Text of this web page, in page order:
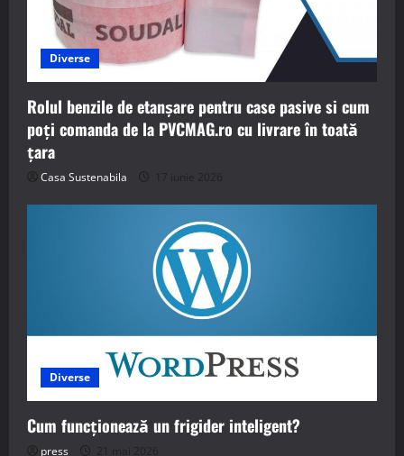
Diverse
Rolul benzile de etanșare pentru case pasive si cum
poți comanda de la PVCMAG.ro cu livrare în toată
țara
Casa Sustenabila 17 iunie 2026
Diverse
Cum funcționează un frigider inteligent?
press 21 mai 2026